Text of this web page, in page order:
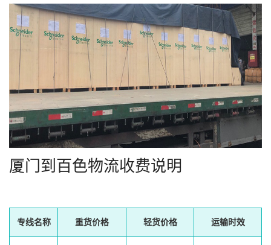
厦门到百色物流收费说明
专线名称 重货价格 轻货价格 运输时效